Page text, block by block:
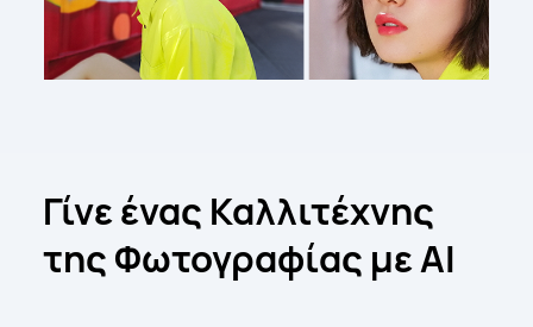
Γίνε ένας Καλλιτέχνης
της Φωτογραφίας με ΑΙ